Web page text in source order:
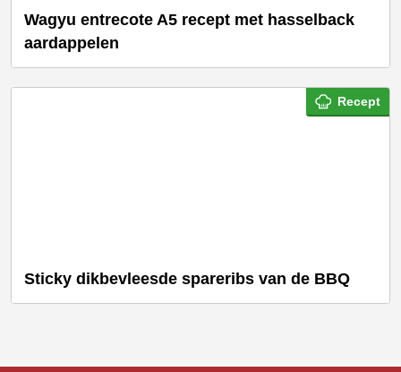
Wagyu entrecote A5 recept met hasselback
aardappelen
Recept
Sticky dikbevleesde spareribs van de BBQ